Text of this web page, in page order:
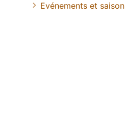
Evénements et saison